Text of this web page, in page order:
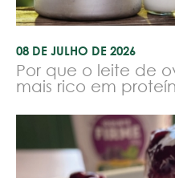
08 DE JULHO DE 2026
Por que o leite de
mais rico em